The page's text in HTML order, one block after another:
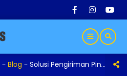
- Blog - Solusi Pengiriman Pintu yang Aman dan Terpercaya dengan Ekspedisi Eka Express